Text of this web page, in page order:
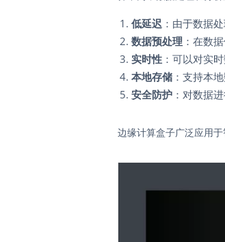
低延迟 ：由于数据
数据预处理 ：在数
实时性 ：可以对实
本地存储 ：支持本
安全防护 ：对数据
边缘计算盒子广泛应用